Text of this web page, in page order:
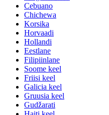
Cebuano
Chichewa
Korsika
Horvaadi
Hollandi
Eestlane
Filipiinlane
Soome keel
Friisi keel
Galicia keel
Gruusia keel
Gudžarati